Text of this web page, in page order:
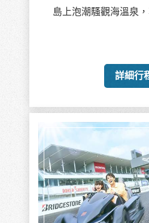
島上泡潮騷觀海溫泉
詳細行